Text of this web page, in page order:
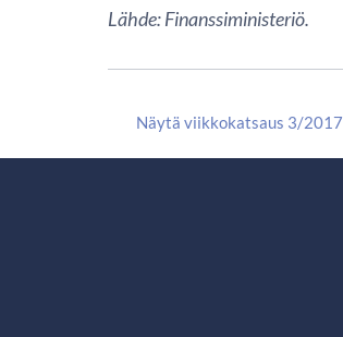
Lähde: Finanssiministeriö.
Näytä viikkokatsaus 3/2017